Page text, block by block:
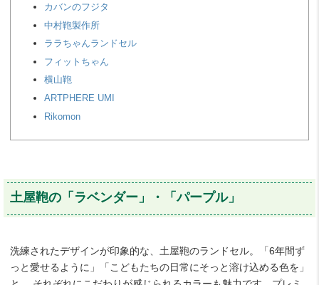
カバンのフジタ
中村鞄製作所
ララちゃんランドセル
フィットちゃん
横山鞄
ARTPHERE UMI
Rikomon
土屋鞄の「ラベンダー」・「パープル」
洗練されたデザインが印象的な、土屋鞄のランドセル。「6年間ず
っと愛せるように」「こどもたちの日常にそっと溶け込める色を」